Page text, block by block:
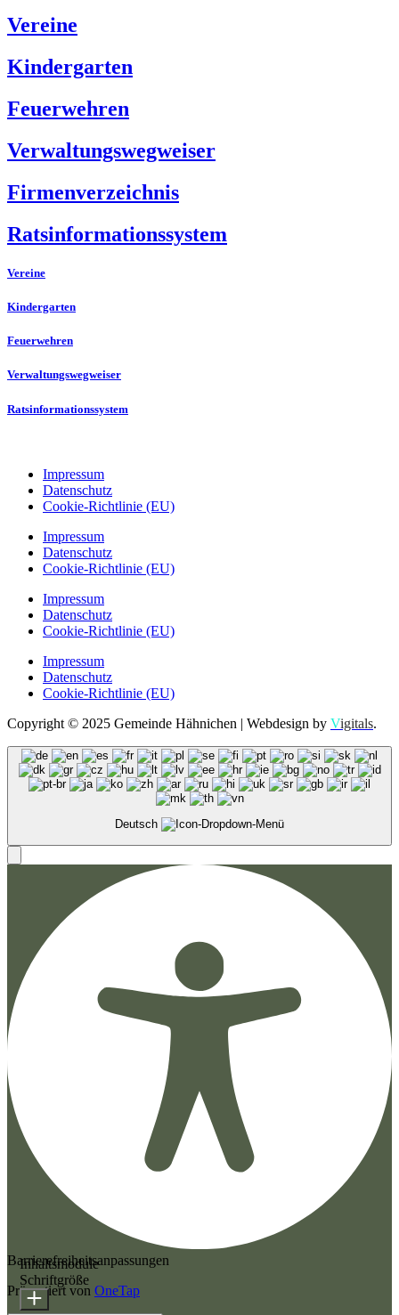
Vereine
Kindergarten
Feuerwehren
Verwaltungswegweiser
Firmenverzeichnis
Ratsinformationssystem
Vereine
Kindergarten
Feuerwehren
Verwaltungswegweiser
Ratsinformationssystem
Impressum
Datenschutz
Cookie-Richtlinie (EU)
Impressum
Datenschutz
Cookie-Richtlinie (EU)
Impressum
Datenschutz
Cookie-Richtlinie (EU)
Impressum
Datenschutz
Cookie-Richtlinie (EU)
Copyright © 2025 Gemeinde Hähnichen | Webdesign by Vigitals.
Deutsch
Barrierefreiheitsanpassungen
Präsentiert von OneTap
Inhaltsmodule
Schriftgröße